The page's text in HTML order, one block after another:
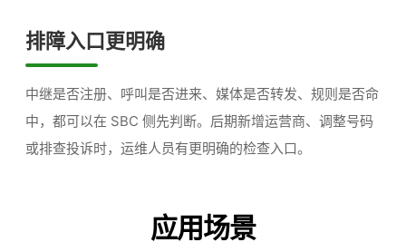
排障入口更明确
中继是否注册、呼叫是否进来、媒体是否转发、规则是否命
中，都可以在 SBC 侧先判断。后期新增运营商、调整号码
或排查投诉时，运维人员有更明确的检查入口。
应用场景